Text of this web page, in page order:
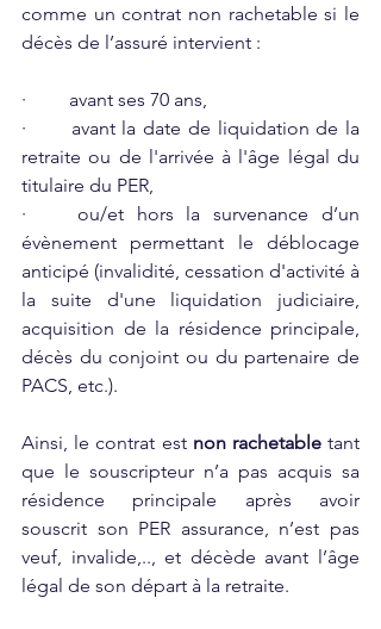
comme un contrat non rachetable si le
décès de l’assuré intervient :
·	avant ses 70 ans,
·	avant la date de liquidation de la
retraite ou de l'arrivée à l'âge légal du
titulaire du PER,
·	ou/et hors la survenance d’un
évènement permettant le déblocage
anticipé (invalidité, cessation d'activité à
la suite d'une liquidation judiciaire,
acquisition de la résidence principale,
décès du conjoint ou du partenaire de
PACS, etc.).
Ainsi, le contrat est non rachetable tant
que le souscripteur n’a pas acquis sa
résidence principale après avoir
souscrit son PER assurance, n’est pas
veuf, invalide,.., et décède avant l’âge
légal de son départ à la retraite.